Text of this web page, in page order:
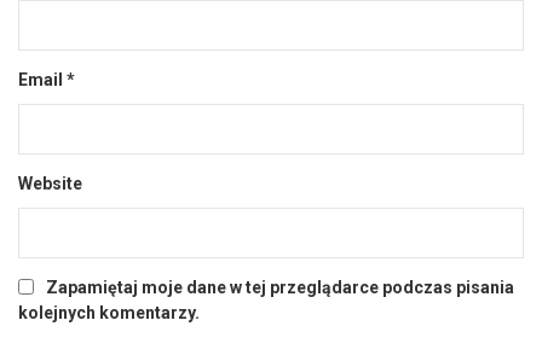
Email *
Website
Zapamiętaj moje dane w tej przeglądarce podczas pisania
kolejnych komentarzy.